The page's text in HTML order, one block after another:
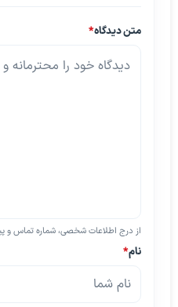
متن دیدگاه*
از درج اطلاعات شخصی، شماره تماس و
نام*